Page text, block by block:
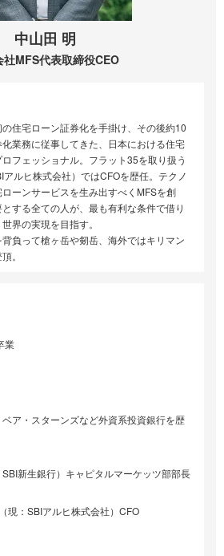
中山田 明
社MFS代表取締役CEO
住宅ローン証券化を手掛け、その後約10
業務に従事してきた、日本における住宅
フェッショナル。フラット35を取り扱う
ルヒ株式会社）ではCFOを歴任。テクノ
ーンサービスを生み出すべくMFSを創
する全ての人が、最も有利な条件で借り
界の実現を目指す。
負って槍ヶ岳や剱岳、海外ではキリマン
。
業
ア・スターンズなど外資系投資銀行を歴
新生銀行）キャピタルマーケッツ部部長
現：SBIアルヒ株式会社）CFO